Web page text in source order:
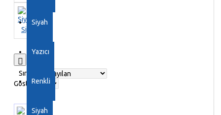
Siyah
Yazıcı
Renkli
Siyah
Develop lazer Fotokopi
Develop lazer yazıcı
satış noktası
Develop yazıcı
servisi
Renkli lazer yazıcı
Fotokopi
Siyah lazer yazıcı
Siyah
Sırala:
Göster: